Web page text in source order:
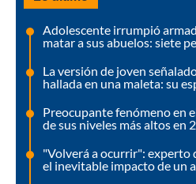
Adolescente irrumpió
matar a sus abuelos: siete
La versión de joven
hallada en una maleta: su
Preocupante fenómeno en
de sus niveles más altos en
"Volverá a ocurrir": experto
el inevitable impacto de un